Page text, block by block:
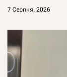
7 Серпня, 2026